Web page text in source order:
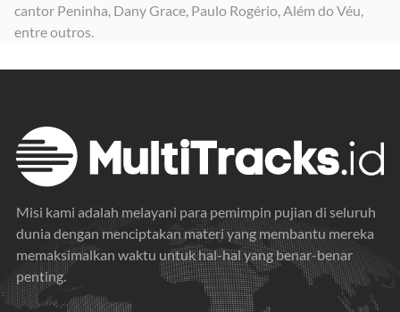
cantor Peninha, Dany Grace, Paulo Rogério, Além do Véu,
entre outros.
Misi kami adalah melayani para pemimpin pujian di seluruh
dunia dengan menciptakan materi yang membantu mereka
memaksimalkan waktu untuk hal-hal yang benar-benar
penting.